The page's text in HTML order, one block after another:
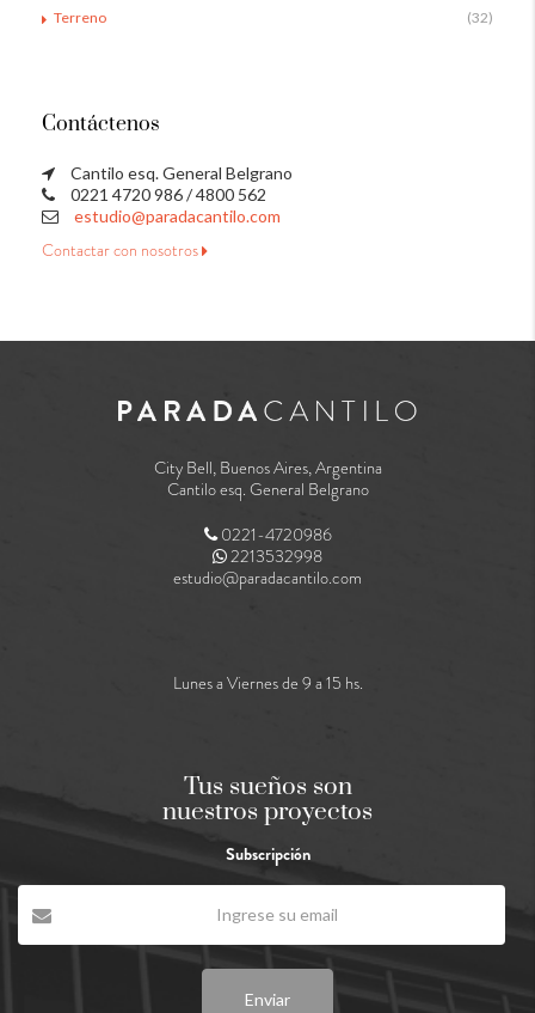
Terreno
(32)
Contáctenos
Cantilo esq. General Belgrano
0221 4720 986 / 4800 562
estudio@paradacantilo.com
Contactar con nosotros
City Bell, Buenos Aires, Argentina
Cantilo esq. General Belgrano
0221-4720986
2213532998
estudio@paradacantilo.com
Lunes a Viernes de 9 a 15 hs.
Tus sueños son
nuestros proyectos
Subscripción
Enviar